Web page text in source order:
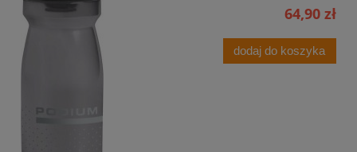
64,90 zł
dodaj do koszyka